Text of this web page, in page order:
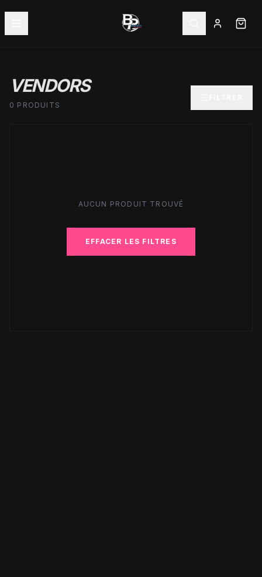
VENDORS
0 PRODUITS
AUCUN PRODUIT TROUVÉ
EFFACER LES FILTRES